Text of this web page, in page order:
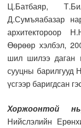
Ц.Батбаяр,
Д.Сумъяабазар
архитектороор
Өөрөөр хэлбэл,
шил шилээ даган
сууцны барилгууд
үсгээр баригдсан
Хоржоонтой
Нийслэлийн